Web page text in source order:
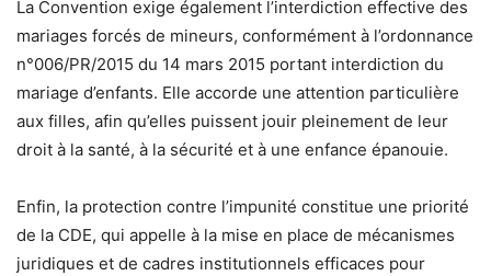
La Convention exige également l’interdiction effective des
mariages forcés de mineurs, conformément à l’ordonnance
n°006/PR/2015 du 14 mars 2015 portant interdiction du
mariage d’enfants. Elle accorde une attention particulière
aux filles, afin qu’elles puissent jouir pleinement de leur
droit à la santé, à la sécurité et à une enfance épanouie.
Enfin, la protection contre l’impunité constitue une priorité
de la CDE, qui appelle à la mise en place de mécanismes
juridiques et de cadres institutionnels efficaces pour